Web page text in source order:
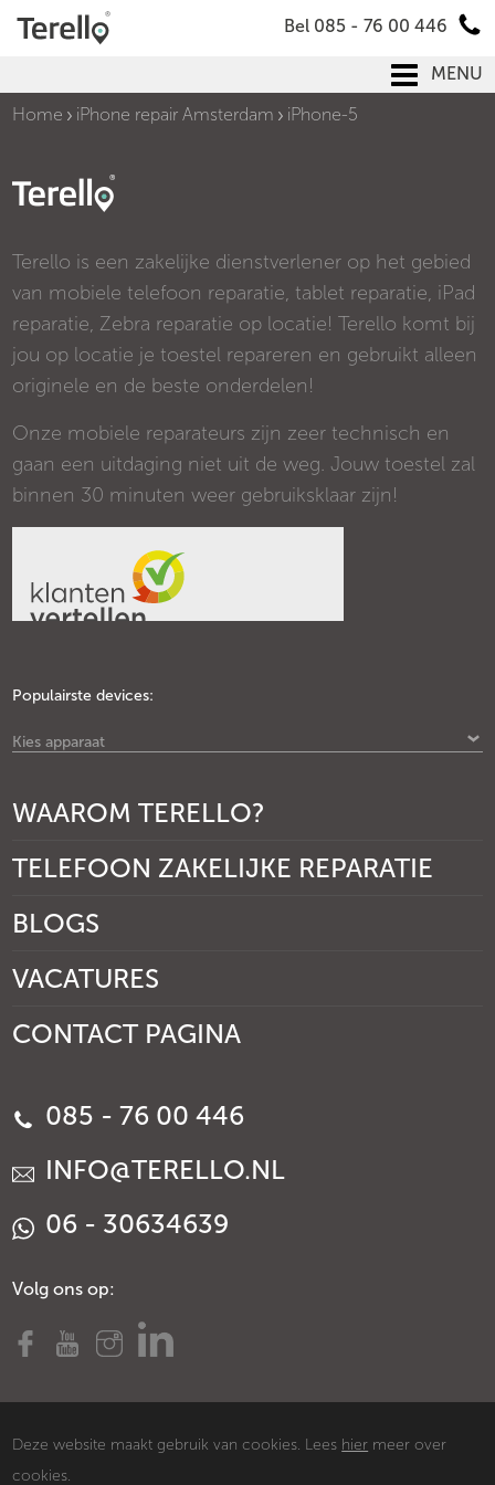
Bel 085 - 76 00 446
MENU
Home
iPhone repair Amsterdam iPhone-5
Terello is een zakelijke dienstverlener op het gebied
van mobiele telefoon reparatie, tablet reparatie, iPad
reparatie, Zebra reparatie op locatie! Terello komt bij
jou op locatie je toestel repareren en gebruikt alleen
originele en de beste onderdelen!
Onze mobiele reparateurs zijn zeer technisch en
gaan een uitdaging niet uit de weg. Jouw toestel zal
binnen 30 minuten weer gebruiksklaar zijn!
Populairste devices:
Kies apparaat
WAAROM TERELLO?
TELEFOON ZAKELIJKE REPARATIE
BLOGS
VACATURES
CONTACT PAGINA
085 - 76 00 446
INFO@TERELLO.NL
06 - 30634639
Volg ons op:
Deze website maakt gebruik van cookies. Lees hier meer over
cookies.